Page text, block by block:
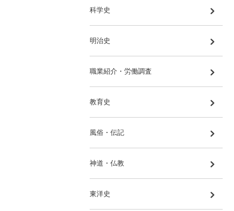
科学史
明治史
職業紹介・労働調査
教育史
風俗・伝記
神道・仏教
東洋史